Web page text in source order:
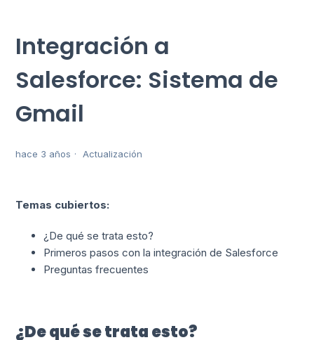
Integración a
Salesforce: Sistema de
Gmail
hace 3 años Actualización
Temas cubiertos:
¿De qué se trata esto?
Primeros pasos con la integración de Salesforce
Preguntas frecuentes
¿De qué se trata esto?